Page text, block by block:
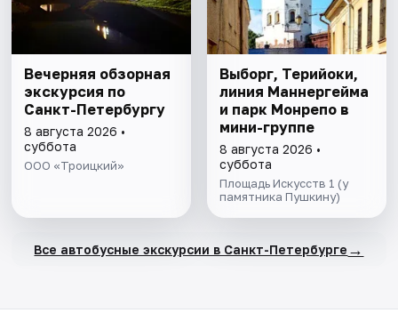
Вечерняя обзорная
экскурсия по
Санкт-Петербургу
8 августа 2026 •
суббота
ООО «Троицкий»
Выборг, Терийоки,
линия Маннергейма
и парк Монрепо в
мини-группе
8 августа 2026 •
суббота
Площадь Искусств 1 (у
памятника Пушкину)
Все автобусные экскурсии в Санкт-Петербурге →